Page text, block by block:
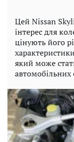
Цей Nissan
інтерес для
цінують його
який може
автомобільних